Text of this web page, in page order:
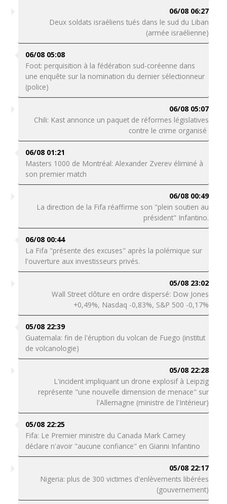
06/08 06:27
Deux soldats israéliens tués dans le sud du Liban
(armée israélienne)
06/08 05:08
Foot: perquisition à la fédération sud-coréenne dans
une enquête sur la nomination du dernier sélectionneur
(police)
06/08 05:07
Chili: Kast annonce un paquet de réformes législatives
contre le crime organisé
06/08 01:21
Masters 1000 de Montréal: Alexander Zverev éliminé à
son premier match
06/08 00:49
La direction de la Fifa réaffirme son "plein soutien au
président" Infantino.
06/08 00:44
La Fifa "présente des excuses" après la polémique sur
l'ouverture aux investisseurs privés.
05/08 23:02
Wall Street clôture en ordre dispersé: Dow Jones
+0,49%, Nasdaq -0,83%, S&P 500 -0,17%
05/08 22:39
Guatemala: fin de l'éruption du volcan de Fuego (institut
de volcanologie)
05/08 22:28
L'incident impliquant un drone explosif à Leipzig
représente "une nouvelle dimension de menace" sur
l'Allemagne (ministre de l'Intérieur)
05/08 22:25
Fifa: Le Premier ministre du Canada Mark Carney
déclare n'avoir "aucune confiance" en Gianni Infantino
05/08 22:17
Nigeria: plus de 300 victimes d'enlèvements libérées
(gouvernement)